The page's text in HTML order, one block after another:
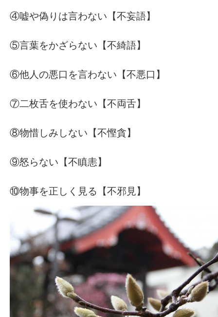
④嘘や偽りは言わない【不妄語】
⑤言葉をかざらない【不綺語】
⑥他人の悪口を言わない【不悪口】
⑦二枚舌を使わない【不両舌】
⑧物惜しみしない【不慳貪】
⑨怒らない【不瞋恚】
⑩物事を正しく見る【不邪見】